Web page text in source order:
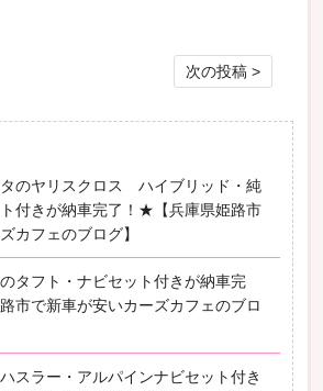
次の投稿 >
のヤリスクロス ハイブリッド・純
付きが納車完了！★【兵庫県姫路市
カフェのブログ】
タフト・ナビセット付きが納車完
市で新車が安いカーズカフェのブロ
スラー・アルパインナビセット付き